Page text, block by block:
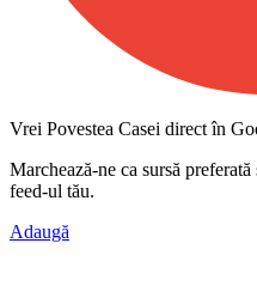
Vrei Povestea Casei direct în
Marchează-ne ca sursă preferată
feed-ul tău.
Adaugă